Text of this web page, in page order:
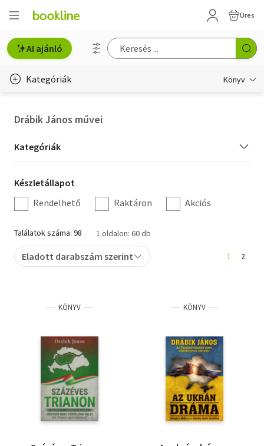
Üres
AI ajánló
Kategóriák Könyv
Hobbi, szabadidő
Irodalom
Művészet
Szakkönyv
Tankönyv, segédkönyv
Társadalomtudomány
Természettudomány
Történelem
Drábik János művei
Kategória
szűrés
Kategóriák
Készletállapot
szűrés
Készletállapot
Rendelhető
Raktáron Akciós
Találatok száma: 98 1 oldalon: 60 db
Eladott darabszám szerint 1 2
KÖNYV KÖNYV